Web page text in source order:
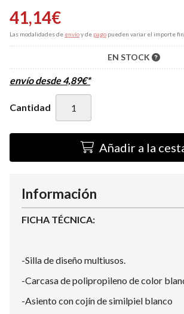
41,14€
Las modalidades de envíoy de pago pueden variar el importe
EN STOCK
envío desde4,89€*
Cantidad
Añadir a la
Información
FICHA TÉCNICA:
-Silla de diseño multiusos.
-Carcasa de polipropileno de color
-Asiento con cojín de similpiel blanco